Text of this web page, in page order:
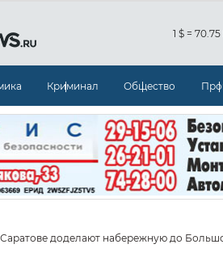
1 $ =
Криминал Общество
доделают набережную до